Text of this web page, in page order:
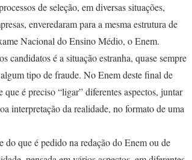
de seleção, em diversas situações,
enveredaram para a mesma estrutura de
Nacional do Ensino Médio, o Enem.
candidatos é a situação estranha, quase sempre
tipo de fraude. No Enem deste final de
é preciso “ligar” diferentes aspectos, juntar
interpretação da realidade, no formato de uma
que é pedido na redação do Enem ou de